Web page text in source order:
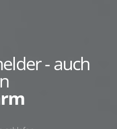
- auch